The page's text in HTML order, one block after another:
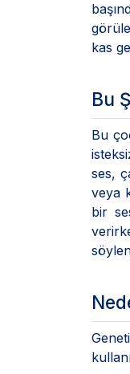
kas
Bu
Bu
ses,
veya
bir